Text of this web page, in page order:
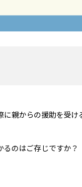
親からの援助を受け
るのはご存じですか？